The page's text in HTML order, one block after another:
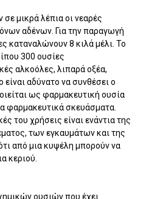
σε μικρά λέπια οι νεαρές
αδένων. Για την παραγωγή
καταναλώνουν 8 κιλά μέλι. Το
300 ουσίες
αλκοόλες, λιπαρά οξέα,
αδύνατο να συνθέσει ο
ως φαρμακευτική ουσία
φαρμακευτικά σκευάσματα.
του χρήσεις είναι ενάντια της
των εγκαυμάτων και της
από μια κυψέλη μπορούν να
κεριού.
ουσιών που έχει